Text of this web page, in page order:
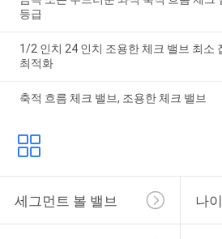
등급
1/2 인치 24 인치 조용한 체크 밸브 최소
최적화
축적 흐름 체크 밸브, 조용한 체크 밸브
세그먼트 볼 밸브 나